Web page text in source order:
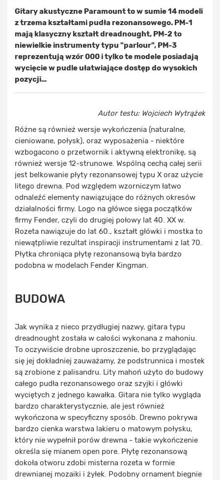
Gitary akustyczne Paramount to w sumie 14 modeli
z trzema kształtami pudła rezonansowego. PM-1
mają klasyczny kształt dreadnought, PM-2 to
niewielkie instrumenty typu "parlour", PM-3
reprezentują wzór 000 i tylko te modele posiadają
wycięcie w pudle ułatwiające dostęp do wysokich
pozycji…
Autor testu: Wojciech Wytrążek
Różne są również wersje wykończenia (naturalne,
cieniowane, połysk), oraz wyposażenia - niektóre
wzbogacono o przetwornik i aktywną elektronikę, są
również wersje 12-strunowe. Wspólną cechą całej serii
jest belkowanie płyty rezonansowej typu X oraz użycie
litego drewna. Pod względem wzorniczym łatwo
odnaleźć elementy nawiązujące do różnych okresów
działalności firmy. Logo na główce sięga początków
firmy Fender, czyli do drugiej połowy lat 40. XX w.
Rozeta nawiązuje do lat 60., kształt główki i mostka to
niewątpliwie rezultat inspiracji instrumentami z lat 70.
Płytka chroniąca płytę rezonansową była bardzo
podobna w modelach Fender Kingman.
BUDOWA
Jak wynika z nieco przydługiej nazwy, gitara typu
dreadnought została w całości wykonana z mahoniu.
To oczywiście drobne uproszczenie, bo przyglądając
się jej dokładniej zauważamy, że podstrunnica i mostek
są zrobione z palisandru. Lity mahoń użyto do budowy
całego pudła rezonansowego oraz szyjki i główki
wyciętych z jednego kawałka. Gitara nie tylko wygląda
bardzo charakterystycznie, ale jest również
wykończona w specyficzny sposób. Drewno pokrywa
bardzo cienka warstwa lakieru o matowym połysku,
który nie wypełnił porów drewna - takie wykończenie
określa się mianem open pore. Płytę rezonansową
dokoła otworu zdobi misterna rozeta w formie
drewnianej mozaiki i żyłek. Podobny ornament biegnie